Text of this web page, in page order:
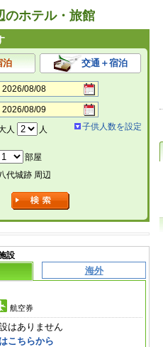
のホテル・旅館
泊 交通＋宿泊
人 人 子供人数を設定
部屋
代城跡 周辺
設
海外
航空券
はありません
こちらから